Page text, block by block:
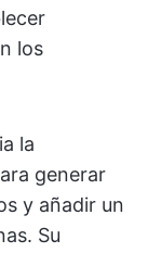
los
la
generar
y añadir un
Su